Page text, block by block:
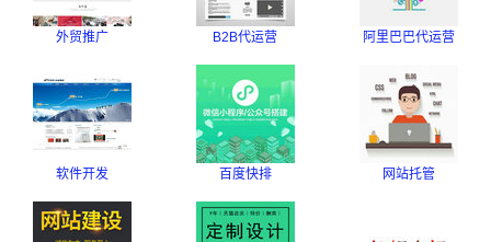
外贸推广 B2B代运营 阿里巴巴代运营
软件开发 百度快排 网站托管